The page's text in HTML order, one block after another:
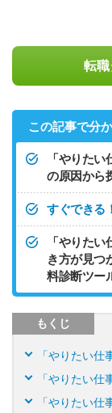
転職
この記事で分
「やりた
の原因から
すぐできる
「やりた
き方が見つ
料診断ツー
もくじ
「やりたい
「やりたい
「やりたい